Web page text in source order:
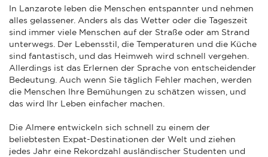
In Lanzarote leben die Menschen entspannter und nehmen
alles gelassener. Anders als das Wetter oder die Tageszeit
sind immer viele Menschen auf der Straße oder am Strand
unterwegs. Der Lebensstil, die Temperaturen und die Küche
sind fantastisch, und das Heimweh wird schnell vergehen.
Allerdings ist das Erlernen der Sprache von entscheidender
Bedeutung. Auch wenn Sie täglich Fehler machen, werden
die Menschen Ihre Bemühungen zu schätzen wissen, und
das wird Ihr Leben einfacher machen.
Die Almere entwickeln sich schnell zu einem der
beliebtesten Expat-Destinationen der Welt und ziehen
jedes Jahr eine Rekordzahl ausländischer Studenten und